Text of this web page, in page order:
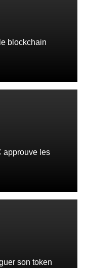
blockchain
approuve les
son token